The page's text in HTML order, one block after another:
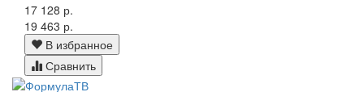
17 128 р.
19 463 р.
В избранное
Сравнить